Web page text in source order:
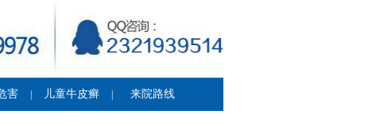
害 儿童牛皮癣 来院路线